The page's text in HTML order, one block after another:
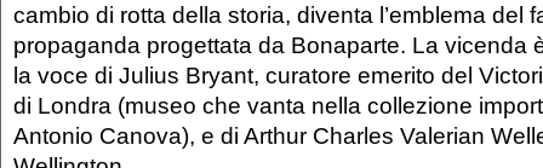
cambio di rotta della storia, diventa l’emblema del
propaganda progettata da Bonaparte. La vicenda
la voce di Julius Bryant, curatore emerito del
di Londra (museo che vanta nella collezione
Antonio Canova), e di Arthur Charles Valerian